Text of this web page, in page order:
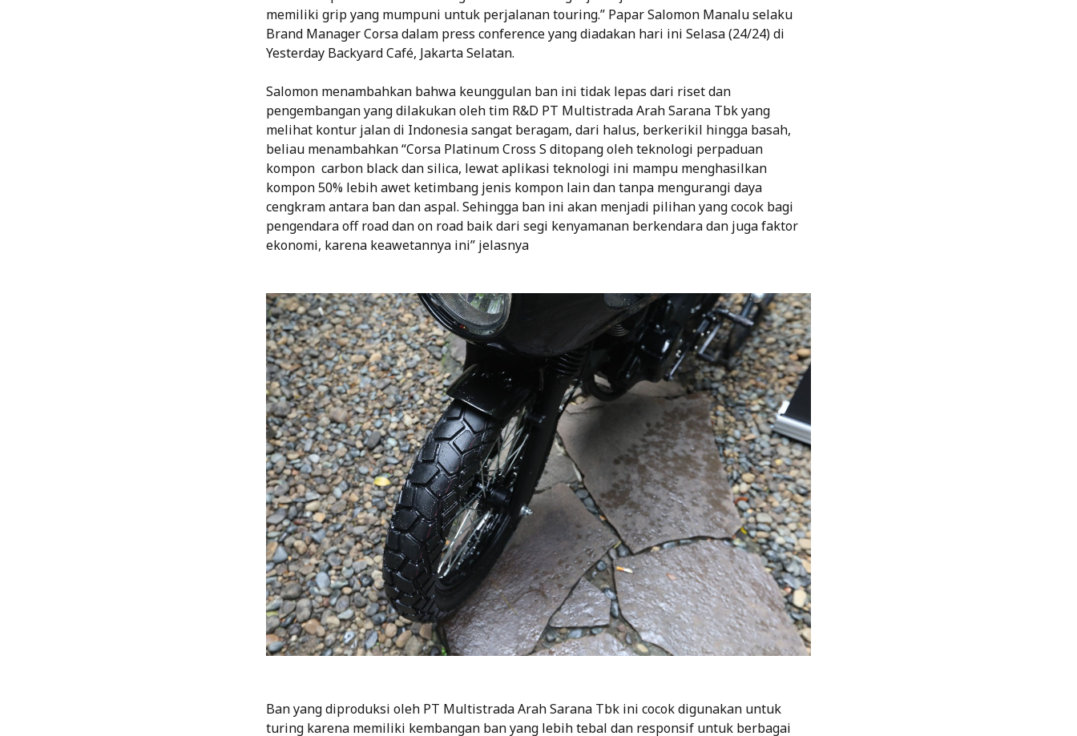
memiliki grip yang mumpuni untuk perjalanan touring.” Papar Salomon Manalu selaku
Brand Manager Corsa dalam press conference yang diadakan hari ini Selasa (24/24) di
Yesterday Backyard Café, Jakarta Selatan.
Salomon menambahkan bahwa keunggulan ban ini tidak lepas dari riset dan
pengembangan yang dilakukan oleh tim R&D PT Multistrada Arah Sarana Tbk yang
melihat kontur jalan di Indonesia sangat beragam, dari halus, berkerikil hingga basah,
beliau menambahkan “Corsa Platinum Cross S ditopang oleh teknologi perpaduan
kompon carbon black dan silica, lewat aplikasi teknologi ini mampu menghasilkan
kompon 50% lebih awet ketimbang jenis kompon lain dan tanpa mengurangi daya
cengkram antara ban dan aspal. Sehingga ban ini akan menjadi pilihan yang cocok bagi
pengendara off road dan on road baik dari segi kenyamanan berkendara dan juga faktor
ekonomi, karena keawetannya ini” jelasnya
Ban yang diproduksi oleh PT Multistrada Arah Sarana Tbk ini cocok digunakan untuk
turing karena memiliki kembangan ban yang lebih tebal dan responsif untuk berbagai